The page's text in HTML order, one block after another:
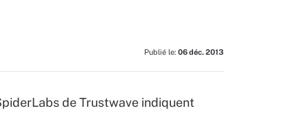
Publié le: 06 déc. 2013
de Trustwave indiquent